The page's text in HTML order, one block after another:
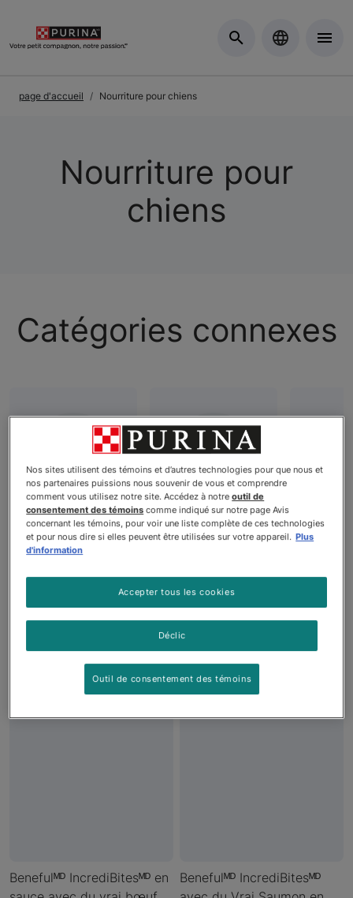
page d'accueil Nourriture pour chiens
Nourriture pour
chiens
Catégories connexes
Nourriture
sèche pour
Nourriture
humide pour
Produits
Benefulᴹᴰ IncrediBitesᴹᴰ en
Benefulᴹᴰ IncrediBitesᴹᴰ
Nos sites utilisent des témoins et d’autres technologies pour que nous et
nos partenaires puissions nous souvenir de vous et comprendre
comment vous utilisez notre site. Accédez à notreoutil de
consentement des témoins comme indiqué sur notre page Avis
concernant les témoins, pour voir une liste complète de ces technologies
et pour nous dire si elles peuvent être utilisées sur votre appareil. Plus
d'information
Déclic
Accepter tous les cookies
Outil de consentement des témoins